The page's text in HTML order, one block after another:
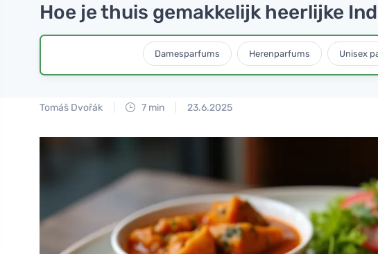
Hoe je thuis gemakkelijk heerlijke
Damesparfums Herenparfums Unisex
Tomáš Dvořák 7 min 23.6.2025